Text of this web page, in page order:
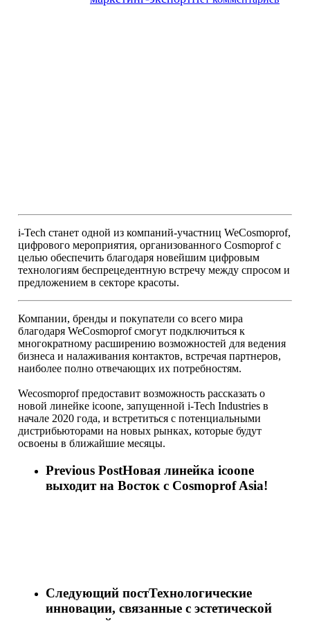
i-Tech станет одной из компаний-участниц WeCosmoprof,
цифрового мероприятия, организованного Cosmoprof с
целью обеспечить благодаря новейшим цифровым
технологиям беспрецедентную встречу между спросом и
предложением в секторе красоты.
Компании, бренды и покупатели со всего мира
благодаря WeCosmoprof смогут подключиться к
многократному расширению возможностей для ведения
бизнеса и налаживания контактов, встречая партнеров,
наиболее полно отвечающих их потребностям.
Wecosmoprof предоставит возможность рассказать о
новой линейке icoone, запущенной i-Tech Industries в
начале 2020 года, и встретиться с потенциальными
дистрибьюторами на новых рынках, которые будут
освоены в ближайшие месяцы.
Previous PostНовая линейка icoone
выходит на Восток с Cosmoprof Asia!
Следующий постТехнологические
инновации, связанные с эстетической